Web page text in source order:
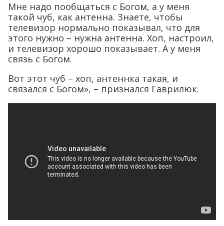
Мне надо пообщаться с Богом, а у меня
такой чуб, как антенна. Знаете, чтобы
телевизор нормально показывал, что для
этого нужно – нужна антенна. Хоп, настроил,
и телевизор хорошо показывает. А у меня
связь с Богом.
Вот этот чуб – хоп, антеннка такая, и
связался с Богом», – признался Гаврилюк.